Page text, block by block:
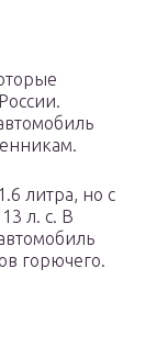
литра, но с
л. с. В
горючего.